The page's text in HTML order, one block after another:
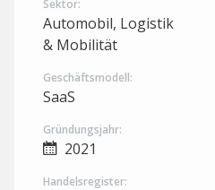
Sektor:
Automobil, Logistik
& Mobilität
Geschäftsmodell:
SaaS
Gründungsjahr:
2021
Handelsregister: